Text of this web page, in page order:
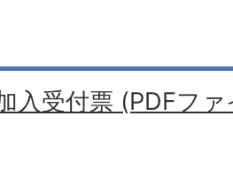
入受付票 (PDFフ